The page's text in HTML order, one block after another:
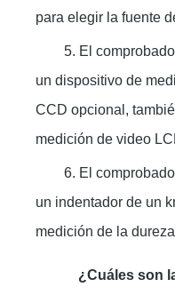
para elegir la fuente
5. El
un dispositivo de
CCD opcional,
medición de video
6. El
un indentador de un
medición de la
¿Cuáles son